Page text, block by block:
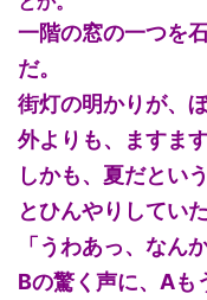
一階の窓の一つを
だ。
街灯の明かりが、
外よりも、ますま
しかも、夏だとい
とひんやりしていた
「うわあっ、なん
Bの驚く声に、Aも